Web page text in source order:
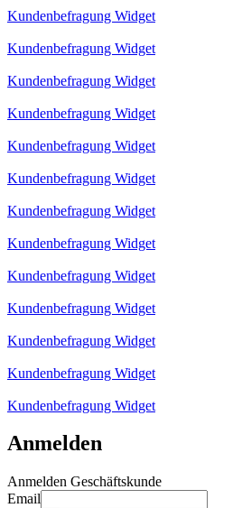
Kundenbefragung Widget
Kundenbefragung Widget
Kundenbefragung Widget
Kundenbefragung Widget
Kundenbefragung Widget
Kundenbefragung Widget
Kundenbefragung Widget
Kundenbefragung Widget
Kundenbefragung Widget
Kundenbefragung Widget
Kundenbefragung Widget
Kundenbefragung Widget
Kundenbefragung Widget
Anmelden
Anmelden Geschäftskunde
Email